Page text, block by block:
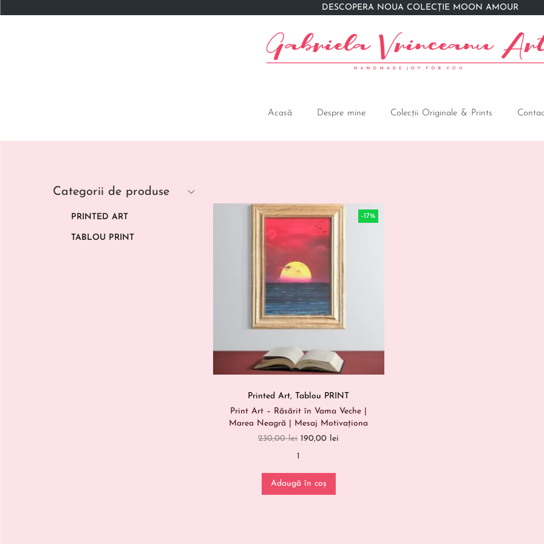
DESCOPERĂ NOUA COLECȚIE MOON AMOUR
Acasă Despre mine Colecții Originale & Prints
-17%
Printed Art, Tablou PRINT
Print Art – Răsărit în Vama Veche |
Marea Neagră | Mesaj Motivaționa
230,00lei 190,00 lei
Adaugă în coș
Categorii de produse
PRINTED ART
TABLOU PRINT